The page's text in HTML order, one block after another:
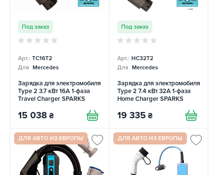
Под заказ
Арт.: TC16T2
Для Mercedes
Зарядка для электромобиля
Type 2 3.7 кВт 16А 1-фаза
Travel Charger SPARKS
15 038 ₴
Под заказ
Арт.: HC32T2
Для Mercedes
Зарядка для электромобиля
Type 2 7.4 кВт 32А 1-фаза
Home Charger SPARKS
19 335 ₴
ДЛЯ АВТО ИЗ ЕВРОПЫ ДЛЯ АВТО ИЗ ЕВРОПЫ